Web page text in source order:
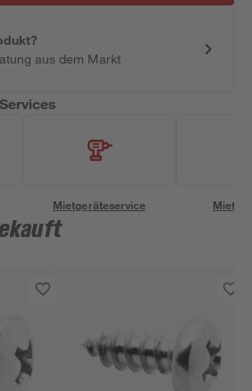
aus dem Markt
Mietgeräteservice